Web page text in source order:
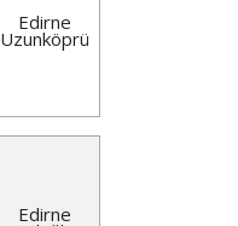
Edirne
Uzunköprü
Edirne